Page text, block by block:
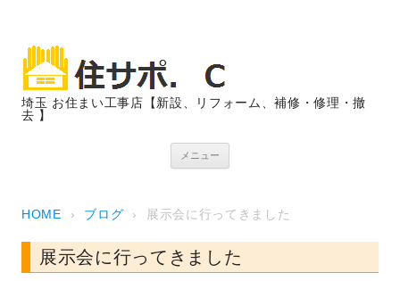
埼玉 お住まい工事店【新設、リフォーム、補修・修理・撤
去 】
メニュー
HOME › ブログ › 展示会に行ってきました
展示会に行ってきました